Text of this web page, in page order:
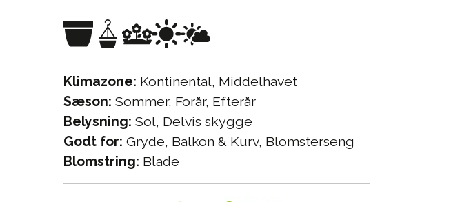
Klimazone: Kontinental, Middelhavet
Sæson: Sommer, Forår, Efterår
Belysning: Sol, Delvis skygge
Godt for: Gryde, Balkon & Kurv, Blomsterseng
Blomstring: Blade